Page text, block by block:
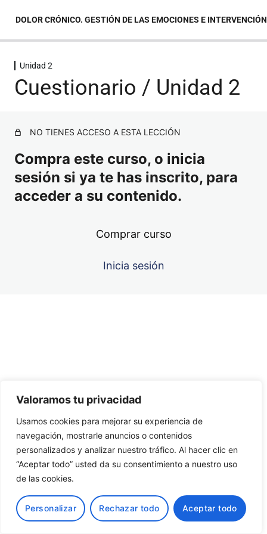
Valoramos tu privacidad
Usamos cookies para mejorar su experiencia de
navegación, mostrarle anuncios o contenidos
personalizados y analizar nuestro tráfico. Al hacer clic en
“Aceptar todo” usted da su consentimiento a nuestro uso
de las cookies.
Personalizar Rechazar todo Aceptar todo
DOLOR CRÓNICO. GESTIÓN DE LAS EMOCIONES E
Unidad 1
Contenido / Unidad 2
Cuestionario / Unidad 2
Unidad 3
Unidad 10
Unidad 11
Unidad 12
Unidad 2
Cuestionario / Unidad 2
NO TIENES ACCESO A ESTA LECCIÓN
Compra este curso, o inicia
sesión si ya te has inscrito, para
acceder a su contenido.
Comprar curso
Inicia sesión